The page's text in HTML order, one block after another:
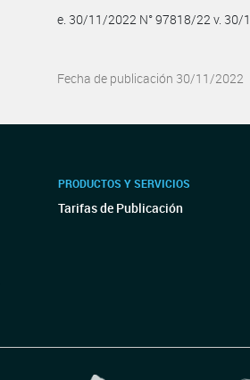
e. 30/11/2022 N° 97818/22 v. 30/
Fecha de publicación 30/11/2022
PRODUCTOS Y SERVICIOS
Tarifas de Publicación